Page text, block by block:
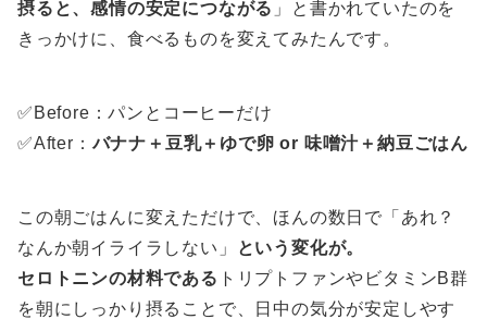
摂ると、感情の安定につながる 」と書かれていたのを
きっかけに、食べるものを変えてみたんです。
✅Before：パンとコーヒーだけ
✅After：バナナ＋豆乳＋ゆで卵 or 味噌汁＋納豆ごはん
この朝ごはんに変えただけで、ほんの数日で「あれ？
なんか朝イライラしない」
という変化が。
セロトニンの材料である トリプトファンやビタミンB群
を朝にしっかり摂ることで、日中の気分が安定しやす